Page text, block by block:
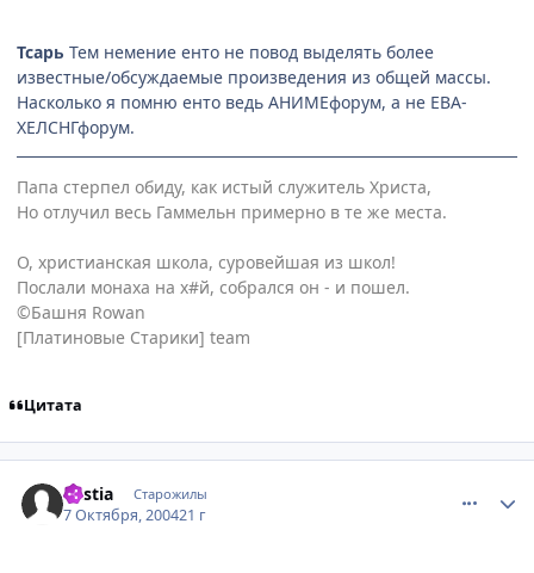
Тсарь Тем немение енто не повод выделять более
известные/обсуждаемые произведения из общей массы.
Насколько я помню енто ведь АНИМЕфорум, а не ЕВА-
ХЕЛСНГфорум.
Папа стерпел обиду, как истый служитель Христа,
Но отлучил весь Гаммельн примерно в те же места.
О, христианская школа, суровейшая из школ!
Послали монаха на х#й, собрался он - и пошел.
©Башня Rowan
[Платиновые Старики] team
Цитата
Bestia Старожилы
7 Октября, 200421 г